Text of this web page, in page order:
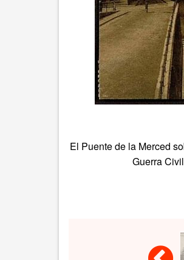
El Puente de la Merced
Guerra